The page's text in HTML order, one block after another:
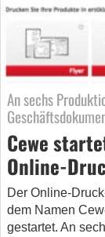
An sechs
Cewe
Online-
Der Online-
dem Namen
gestartet. An